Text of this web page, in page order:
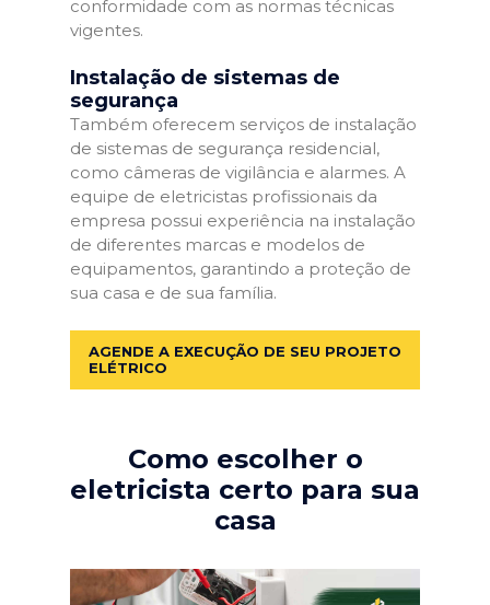
conformidade com as normas técnicas
vigentes.
Instalação de sistemas de
segurança
Também oferecem serviços de instalação
de sistemas de segurança residencial,
como câmeras de vigilância e alarmes. A
equipe de eletricistas profissionais da
empresa possui experiência na instalação
de diferentes marcas e modelos de
equipamentos, garantindo a proteção de
sua casa e de sua família.
AGENDE A EXECUÇÃO DE SEU PROJETO
ELÉTRICO
Como escolher o
eletricista certo para sua
casa